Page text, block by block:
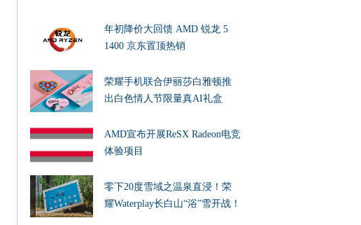
年初降价大回馈 AMD 锐龙 5
1400 京东置顶热销
荣耀手机联合伊丽莎白雅顿推
出白色情人节限量真AI礼盒
AMD宣布开展ReSX Radeon电竞
体验项目
零下20度雪域之温泉直浸！荣
耀Waterplay长白山“浴”雪开战！